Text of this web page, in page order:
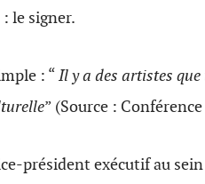
le signer.
: “Il y a des artistes
” (Source :
président exécutif au